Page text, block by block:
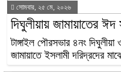
সোমবার, ২৫ মে, ২০২৬
দিঘুলীয়ায় জামায়াতের ঈদ
টাঙ্গাইল পৌরসভার ৪নং
জামায়াতে ইসলামী দরিদ্রদের